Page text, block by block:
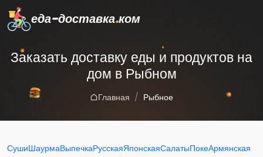
еда-доставка.ком
Заказать доставку еды и продуктов на
дом в Рыбном
Главная Рыбное
СушиШаурмаВыпечкаРусскаяЯпонскаяСалатыПокеАрмянская